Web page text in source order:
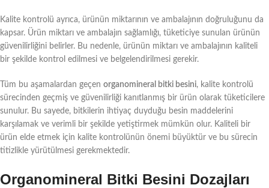
Kalite kontrolü ayrıca, ürünün miktarının ve ambalajının doğruluğunu da
kapsar. Ürün miktarı ve ambalajın sağlamlığı, tüketiciye sunulan ürünün
güvenilirliğini belirler. Bu nedenle, ürünün miktarı ve ambalajının kaliteli
bir şekilde kontrol edilmesi ve belgelendirilmesi gerekir.
Tüm bu aşamalardan geçen organomineral bitki besini, kalite kontrolü
sürecinden geçmiş ve güvenilirliği kanıtlanmış bir ürün olarak tüketicilere
sunulur. Bu sayede, bitkilerin ihtiyaç duyduğu besin maddelerini
karşılamak ve verimli bir şekilde yetiştirmek mümkün olur. Kaliteli bir
ürün elde etmek için kalite kontrolünün önemi büyüktür ve bu sürecin
titizlikle yürütülmesi gerekmektedir.
Organomineral Bitki Besini Dozajları